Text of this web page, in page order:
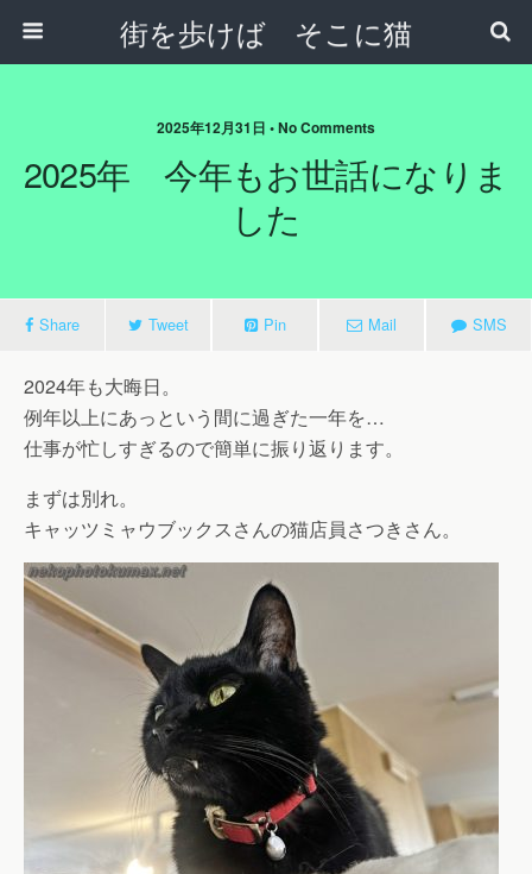
街を歩けば そこに猫
2025年12月31日 • No Comments
2025年 今年もお世話になりま
した
Share Tweet Pin Mail SMS
2024年も大晦日。
例年以上にあっという間に過ぎた一年を…
仕事が忙しすぎるので簡単に振り返ります。
まずは別れ。
キャッツミャウブックスさんの猫店員さつきさん。